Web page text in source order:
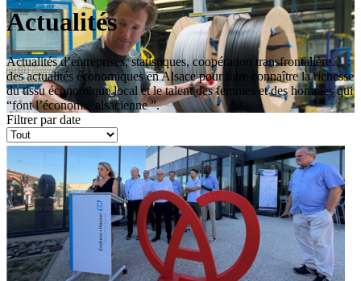
Actualités
Actualités d’entreprises, statistiques, coopération transfrontalière… :
des actualités économiques en Alsace pour faire connaître la richesse
du tissu économique local et le talent des femmes et des hommes qui
“font l’économie alsacienne ”.
Filtrer par date